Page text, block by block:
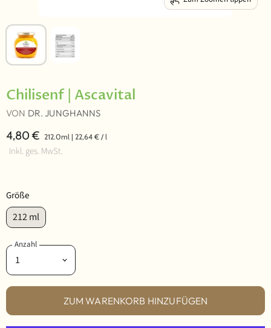
Chilisenf | Ascavital
VON DR. JUNGHANNS
4,80 € 212.0ml | 22,64 €/ l
Inkl. ges. MwSt.
Größe
212 ml
Anzahl
ZUM WARENKORB HINZUFÜGEN